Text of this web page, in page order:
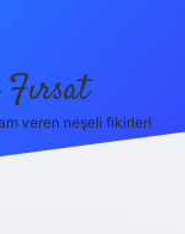
veren neşeli fikirler!